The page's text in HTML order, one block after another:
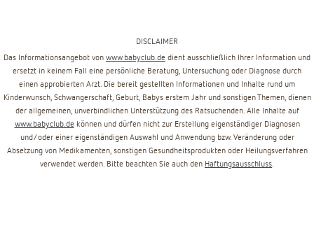
DISCLAIMER
Das Informationsangebot von www.babyclub.de dient ausschließlich Ihrer Information und
ersetzt in keinem Fall eine persönliche Beratung, Untersuchung oder Diagnose durch
einen approbierten Arzt. Die bereit gestellten Informationen und Inhalte rund um
Kinderwunsch, Schwangerschaft, Geburt, Babys erstem Jahr und sonstigen Themen, dienen
der allgemeinen, unverbindlichen Unterstützung des Ratsuchenden. Alle Inhalte auf
www.babyclub.de können und dürfen nicht zur Erstellung eigenständiger Diagnosen
und/oder einer eigenständigen Auswahl und Anwendung bzw. Veränderung oder
Absetzung von Medikamenten, sonstigen Gesundheitsprodukten oder Heilungsverfahren
verwendet werden. Bitte beachten Sie auch den Haftungsausschluss.